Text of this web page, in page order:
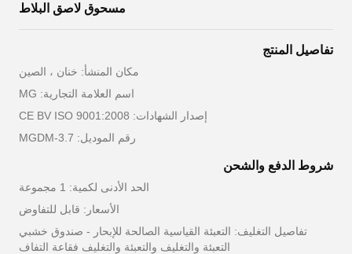
مسحوق لاصق البلاط
تفاصيل المنتج
مكان المنشأ: خنان ، الصين
اسم العلامة التجارية: MG
إصدار الشهادات: CE BV ISO 9001:2008
رقم الموديل: MGDM-3.7
شروط الدفع والشحن
الحد الأدنى لكمية: 1 مجموعة
الأسعار: قابل للتفاوض
تفاصيل التغليف: التعبئة القياسية الصالحة للإبحار - صندوق خشبي
التعبئة والتغليف والتعبئة والتغليف فقاعة التفاف